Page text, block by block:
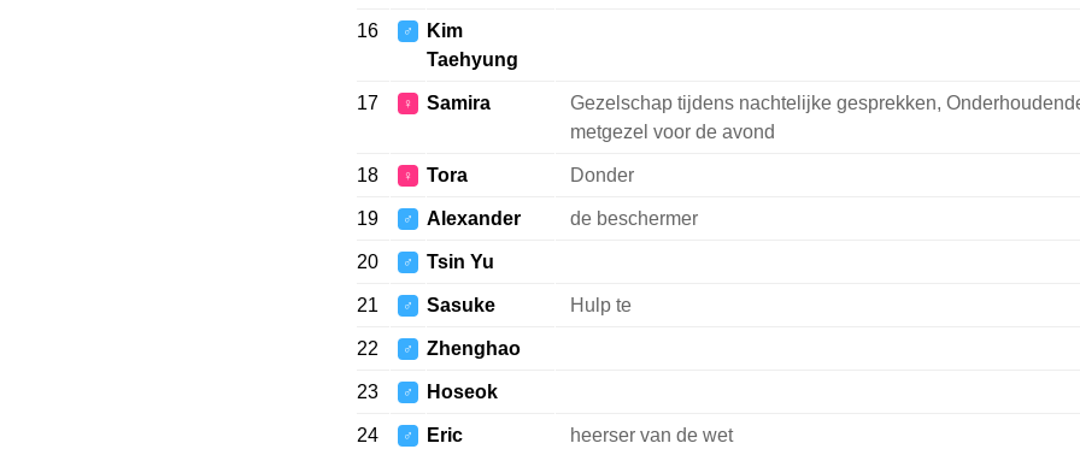
16 ♂
Kim
Taehyung
17 ♀ Samira
Gezelschap tijdens nachtelijke gesprekken,
metgezel voor de avond
18 ♀ Tora Donder
19 ♂ Alexander de beschermer
20 ♂ Tsin Yu
21 ♂ Sasuke Hulp te
22 ♂ Zhenghao
23 ♂ Hoseok
24 ♂ Eric heerser van de wet